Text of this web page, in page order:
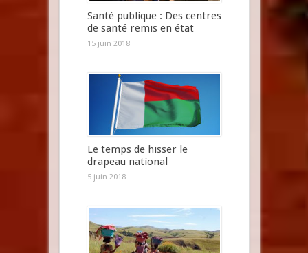
Santé publique : Des centres
de santé remis en état
15 juin 2018
Le temps de hisser le
drapeau national
5 juin 2018